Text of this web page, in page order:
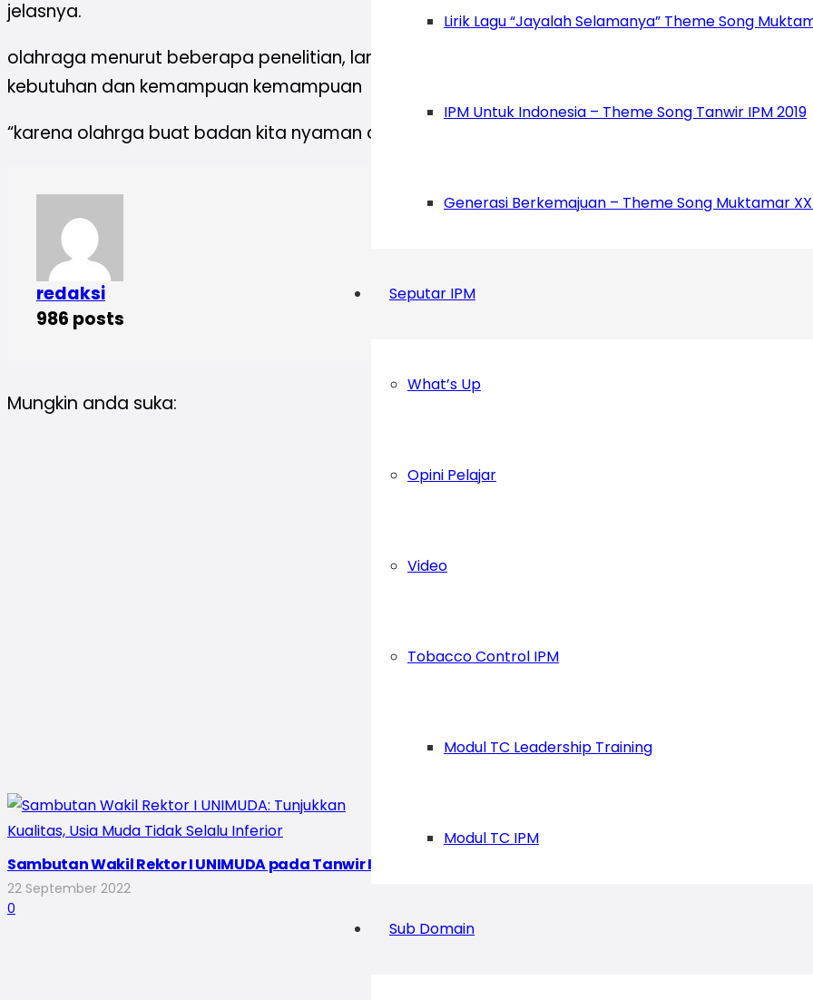
Lirik Lagu “Jayalah Selamanya” Theme Song
IPM Untuk Indonesia – Theme Song Tanwir IPM 2019
Generasi Berkemajuan – Theme Song Muktamar
Seputar IPM
What’s Up
Opini Pelajar
Video
Tobacco Control IPM
Modul TC Leadership Training
Modul TC IPM
Sub Domain
jelasnya.
olahraga menurut beberapa penelitian, lanjutnya dapat merilis zat zat buat kita nyaman, Ia
kebutuhan dan kemampuan kemampuan
“karena olahrga buat badan kita nyaman dan bahagia,” tutupnya.
redaksi
986 posts
Mungkin anda suka:
Sambutan Wakil Rektor I UNIMUDA pada Tanwir IPM 2022: Tunjukkan Kualitas, Usia Muda Tidak Selalu
22 September 2022
0